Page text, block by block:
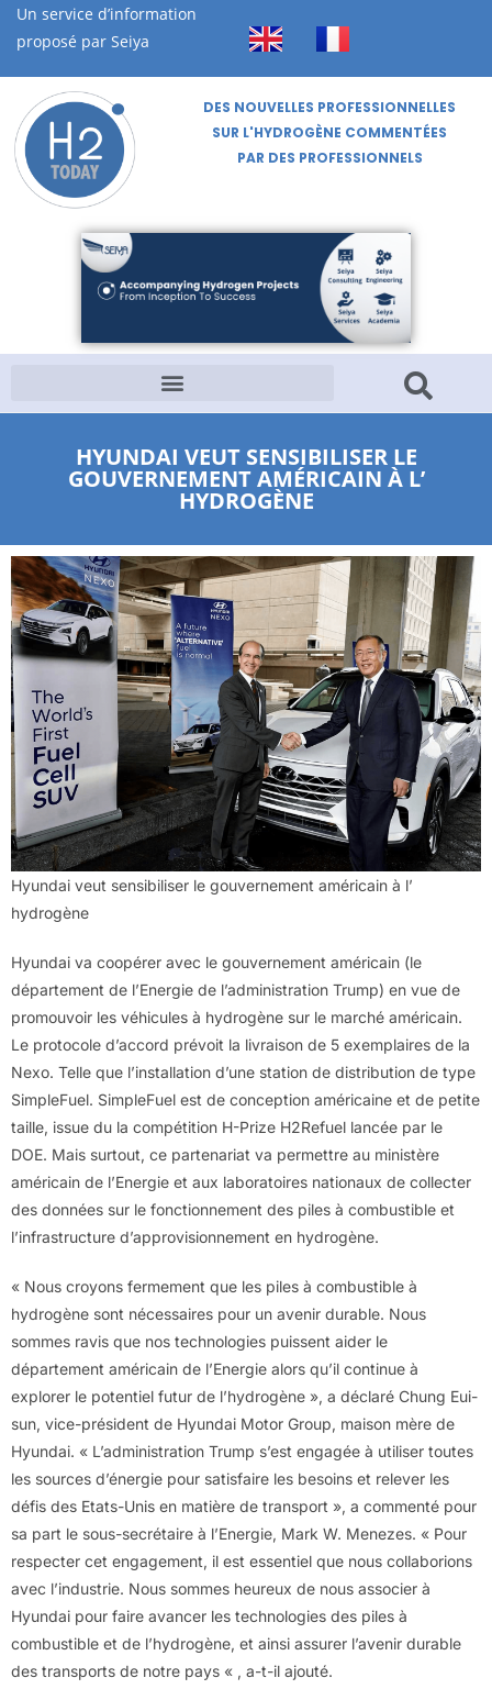
Un service d’information
proposé par Seiya
DES NOUVELLES PROFESSIONNELLES
SUR L'HYDROGÈNE COMMENTÉES
PAR DES PROFESSIONNELS
HYUNDAI VEUT SENSIBILISER LE
GOUVERNEMENT AMÉRICAIN À L’
HYDROGÈNE
Hyundai veut sensibiliser le gouvernement américain à l’
hydrogène
Hyundai va coopérer avec le gouvernement américain (le
département de l’Energie de l’administration Trump) en vue de
promouvoir les véhicules à hydrogène sur le marché américain.
Le protocole d’accord prévoit la livraison de 5 exemplaires de la
Nexo. Telle que l’installation d’une station de distribution de type
SimpleFuel. SimpleFuel est de conception américaine et de petite
taille, issue du la compétition H-Prize H2Refuel lancée par le
DOE. Mais surtout, ce partenariat va permettre au ministère
américain de l’Energie et aux laboratoires nationaux de collecter
des données sur le fonctionnement des piles à combustible et
l’infrastructure d’approvisionnement en hydrogène.
« Nous croyons fermement que les piles à combustible à
hydrogène sont nécessaires pour un avenir durable. Nous
sommes ravis que nos technologies puissent aider le
département américain de l’Energie alors qu’il continue à
explorer le potentiel futur de l’hydrogène », a déclaré Chung Eui-
sun, vice-président de Hyundai Motor Group, maison mère de
Hyundai. « L’administration Trump s’est engagée à utiliser toutes
les sources d’énergie pour satisfaire les besoins et relever les
défis des Etats-Unis en matière de transport », a commenté pour
sa part le sous-secrétaire à l’Energie, Mark W. Menezes. « Pour
respecter cet engagement, il est essentiel que nous collaborions
avec l’industrie. Nous sommes heureux de nous associer à
Hyundai pour faire avancer les technologies des piles à
combustible et de l’hydrogène, et ainsi assurer l’avenir durable
des transports de notre pays « , a-t-il ajouté.